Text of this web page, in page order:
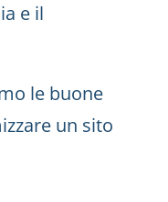
e il
le buone
un sito